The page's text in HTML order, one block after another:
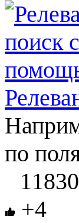
по
11830
+4